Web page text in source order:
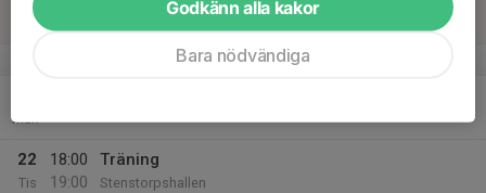
Sön
v.39
Mån
22
Tis
18:00
19:00
Träning
Stenstorpshallen
Godkänn alla kakor
Bara nödvändiga